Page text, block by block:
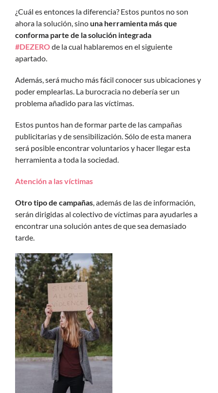
¿Cuál es entonces la diferencia? Estos puntos no son
ahora la solución, sinouna herramienta más que
conforma parte de la solución integrada
#DEZEROde la cual hablaremos en el siguiente
apartado.
Además, será mucho más fácil conocer sus ubicaciones y
poder emplearlas. La burocracia no debería ser un
problema añadido para las víctimas.
Estos puntos han de formar parte de las campañas
publicitarias y de sensibilización. Sólo de esta manera
será posible encontrar voluntarios y hacer llegar esta
herramienta a toda la sociedad.
Atención a las víctimas
Otro tipo de campañas , además de las de información,
serán dirigidas al colectivo de víctimas para ayudarles a
encontrar una solución antes de que sea demasiado
tarde.